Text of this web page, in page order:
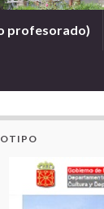
profesorado)